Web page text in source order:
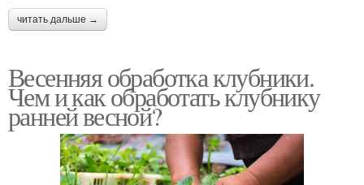
читать дальше →
Весенняя обработка клубники.
Чем и как обработать клубнику
ранней весной?